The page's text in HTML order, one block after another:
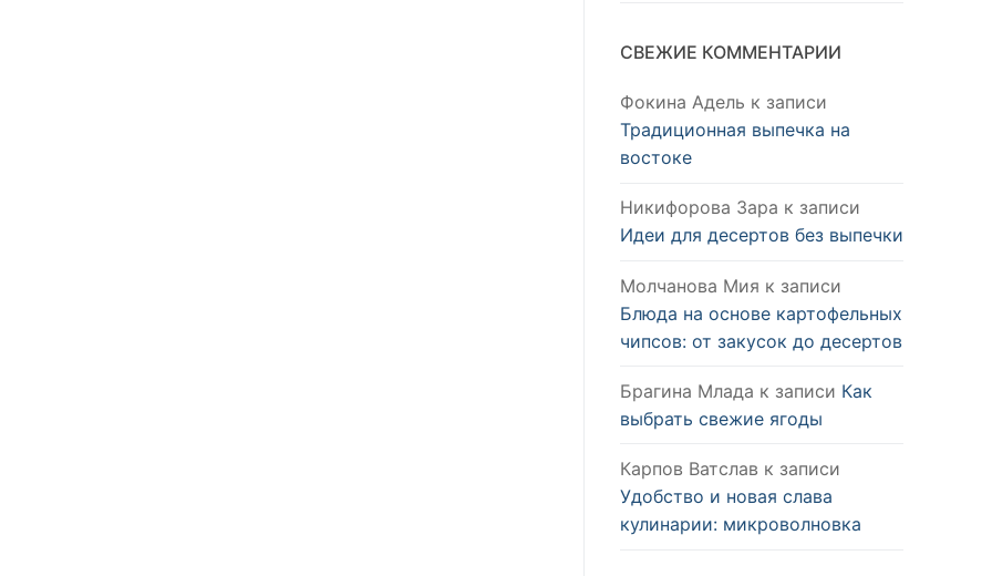
СВЕЖИЕ КОММЕНТАРИИ
Фокина Адель к записи
Традиционная выпечка на
востоке
Никифорова Зара к записи
Идеи для десертов без выпечки
Молчанова Мия к записи
Блюда на основе картофельных
чипсов: от закусок до десертов
Брагина Млада к записи Как
выбрать свежие ягоды
Карпов Ватслав к записи
Удобство и новая слава
кулинарии: микроволновка